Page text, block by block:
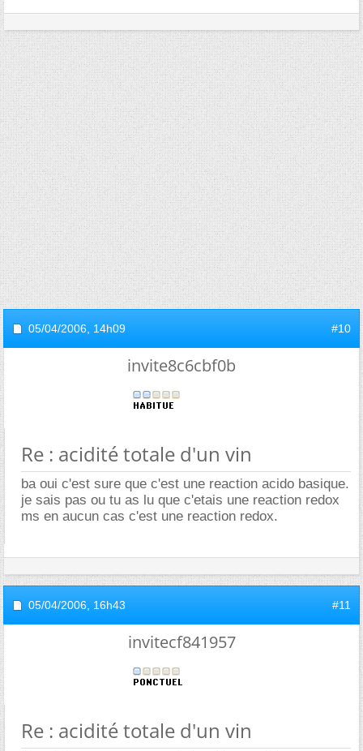
05/04/2006, 14h09 #10
invite8c6cbf0b
Re : acidité totale d'un vin
ba oui c'est sure que c'est une reaction acido basique.
je sais pas ou tu as lu que c'etais une reaction redox
ms en aucun cas c'est une reaction redox.
05/04/2006, 16h43 #11
invitecf841957
Re : acidité totale d'un vin